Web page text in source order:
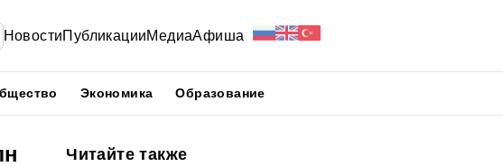
НовостиПубликацииМедиаАфиша
Экономика Образование
Читайте также